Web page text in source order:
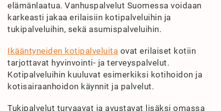
elämänlaatua. Vanhuspalvelut Suomessa voidaan
karkeasti jakaa erilaisiin kotipalveluihin ja
tukipalveluihin, sekä asumispalveluihin.
Ikääntyneiden kotipalveluita ovat erilaiset kotiin
tarjottavat hyvinvointi- ja terveyspalvelut.
Kotipalveluihin kuuluvat esimerkiksi kotihoidon ja
kotisairaanhoidon käynnit ja palvelut.
Tukipalvelut turvaavat ja avustavat lisäksi omassa